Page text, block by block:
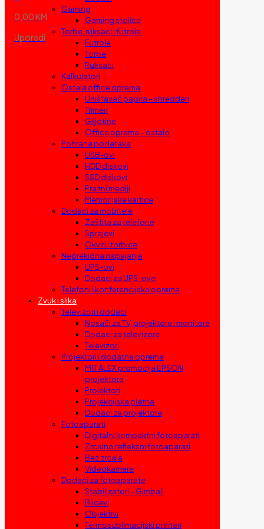
0,00 KM
Uporedi
Gaming
Gaming stolice
Torbe, ruksaci i futrole
Futrole
Torbe
Ruksaci
Kalkulatori
Ostala office oprema
Uništavač papira – shredderi
Trimeri
Giljotine
Office oprema – ostalo
Pohrana podataka
USB-ovi
HDD diskovi
SSD diskovi
Prazni mediji
Memorijske kartice
Dodaci za mobitele
Zaštita za telefone
Sprejevi
Okviri i torbice
Neprekidna napajanja
UPS-ovi
Dodaci za UPS-ove
Telefoni i konferencijska oprema
Zvuk i slika
Televizori i dodaci
Nosači za TV, projektore i monitore
Dodaci za televizore
Televizori
Projektori i dodatna oprema
MIT ALEX promocija EPSON
projektora
Projektori
Projekcijska platna
Dodaci za projektore
Fotoaparati
Digitalni kompaktni fotoaparati
Zrcalno refleksni fotoaparati
Bez zrcala
Videokamere
Dodaci za fotoaparate
Stabilizatori – Gimbali
Blicevi
Objektivi
Termosublimacijski printeri